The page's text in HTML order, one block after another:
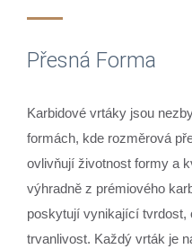
Přesná Forma
Karbidové vrtáky jsou
formách, kde rozměrová
ovlivňují životnost formy a
výhradně z prémiového
poskytují vynikající tvrdost,
trvanlivost. Každý vrták je